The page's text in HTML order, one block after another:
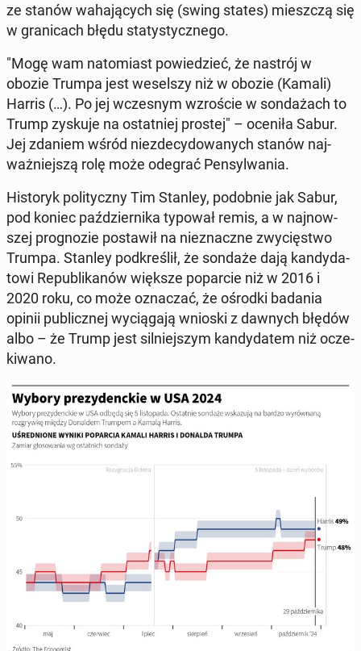
ze stanów wa­ha­ją­cych się (swing states) miesz­czą się
w gra­ni­cach błędu sta­ty­stycz­ne­go.
"Mogę wam na­to­miast po­wie­dzieć, że nastrój w
obozie Trumpa jest we­sel­szy niż w obozie (Kamali)
Harris (…). Po jej wcze­snym wzro­ście w son­da­żach to
Trump zyskuje na ostat­niej prostej" – oceniła Sabur.
Jej zdaniem wśród nie­zde­cy­do­wa­nych stanów naj­
waż­niej­szą rolę może odegrać Pen­syl­wa­nia.
Hi­sto­ryk po­li­tycz­ny Tim Stanley, po­dob­nie jak Sabur,
pod koniec paź­dzier­ni­ka typował remis, a w naj­now­
szej pro­gno­zie po­sta­wił na nie­znacz­ne zwy­cię­stwo
Trumpa. Stanley pod­kre­ślił, że sondaże dają kan­dy­da­
to­wi Re­pu­bli­ka­nów większe po­par­cie niż w 2016 i
2020 roku, co może ozna­czać, że ośrodki badania
opinii pu­blicz­nej wy­cią­ga­ją wnioski z dawnych błędów
albo – że Trump jest sil­niej­szym kan­dy­da­tem niż ocze­
ki­wa­no.